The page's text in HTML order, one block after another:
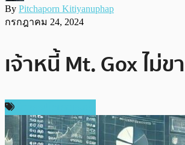
By Pitchaporn Kitiyanuphap
กรกฎาคม 24, 2024
เจ้าหนี้ Mt. Gox ไ